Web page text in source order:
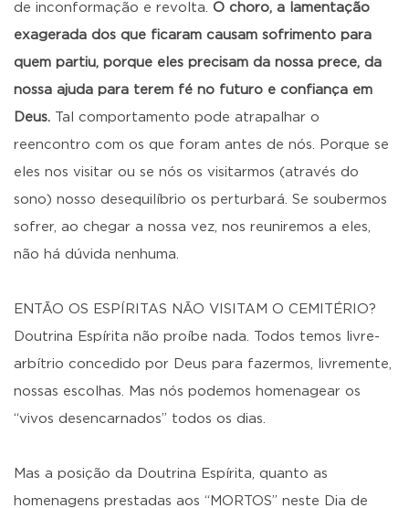
de inconformação e revolta. O choro, a lamentação
exagerada dos que ficaram causam sofrimento para
quem partiu, porque eles precisam da nossa prece, da
nossa ajuda para terem fé no futuro e confiança em
Deus. Tal comportamento pode atrapalhar o
reencontro com os que foram antes de nós. Porque se
eles nos visitar ou se nós os visitarmos (através do
sono) nosso desequilíbrio os perturbará. Se soubermos
sofrer, ao chegar a nossa vez, nos reuniremos a eles,
não há dúvida nenhuma.
ENTÃO OS ESPÍRITAS NÃO VISITAM O CEMITÉRIO?
Doutrina Espírita não proíbe nada. Todos temos livre-
arbítrio concedido por Deus para fazermos, livremente,
nossas escolhas. Mas nós podemos homenagear os
“vivos desencarnados” todos os dias.
Mas a posição da Doutrina Espírita, quanto as
homenagens prestadas aos “MORTOS” neste Dia de